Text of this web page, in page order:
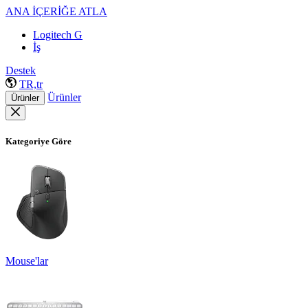
ANA İÇERİĞE ATLA
Logitech G
İş
Destek
TR,tr
Ürünler Ürünler
Kategoriye Göre
Mouse'lar